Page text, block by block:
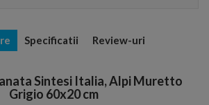
Specificatii Review-uri
Sintesi Italia, Alpi Muretto
Grigio 60x20 cm